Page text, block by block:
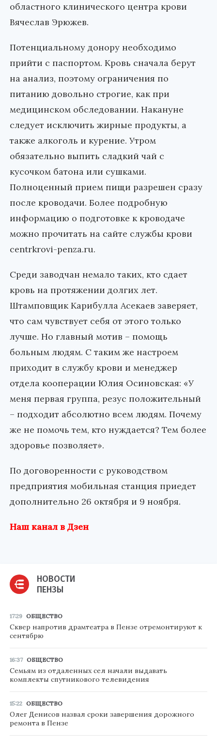
областного клинического центра крови
Вячеслав Эрюжев.
Потенциальному донору необходимо
прийти с паспортом. Кровь сначала берут
на анализ, поэтому ограничения по
питанию довольно строгие, как при
медицинском обследовании. Накануне
следует исключить жирные продукты, а
также алкоголь и курение. Утром
обязательно выпить сладкий чай с
кусочком батона или сушками.
Полноценный прием пищи разрешен сразу
после кроводачи. Более подробную
информацию о подготовке к кроводаче
можно прочитать на сайте службы крови
centrkrovi-penza.ru.
Среди заводчан немало таких, кто сдает
кровь на протяжении долгих лет.
Штамповщик Карибулла Асекаев заверяет,
что сам чувствует себя от этого только
лучше. Но главный мотив – помощь
больным людям. С таким же настроем
приходит в службу крови и менеджер
отдела кооперации Юлия Осиновская: «У
меня первая группа, резус положительный
– подходит абсолютно всем людям. Почему
же не помочь тем, кто нуждается? Тем более
здоровье позволяет».
По договоренности с руководством
предприятия мобильная станция приедет
дополнительно 26 октября и 9 ноября.
Наш канал в Дзен
НОВОСТИ
ПЕНЗЫ
17:29 ОБЩЕСТВО
Сквер напротив драмтеатра в Пензе отремонтируют к
сентябрю
16:37 ОБЩЕСТВО
Семьям из отдаленных сел начали выдавать
комплекты спутникового телевидения
15:22 ОБЩЕСТВО
Олег Денисов назвал сроки завершения дорожного
ремонта в Пензе